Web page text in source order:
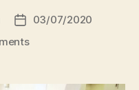
Post03/07/2020
on
limba